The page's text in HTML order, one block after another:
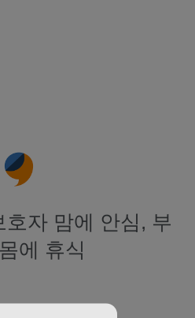
자 맘에 안심, 부
에 휴식